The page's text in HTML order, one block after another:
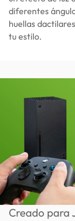
diferentes
huellas
tu estilo.
Creado para